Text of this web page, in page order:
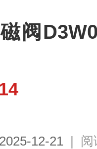
阀
2025-12-21 | 阅